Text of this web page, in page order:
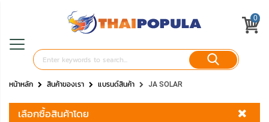
0
หน้าหลัก สินค้าของเรา แบรนด์สินค้า JA SOLAR
เลือกซื้อสินค้าโดย